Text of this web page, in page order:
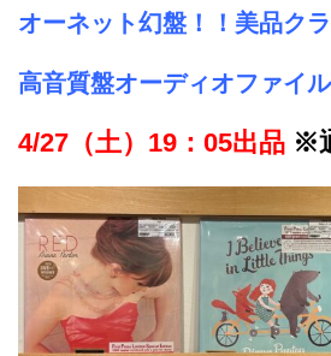
オーネット幻盤！！美品クラ
高音質盤オーディオファイル
4/27（土）19：05出品 ※